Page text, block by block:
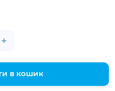
та
незнімна кришка,
ребер на
+
в кошик